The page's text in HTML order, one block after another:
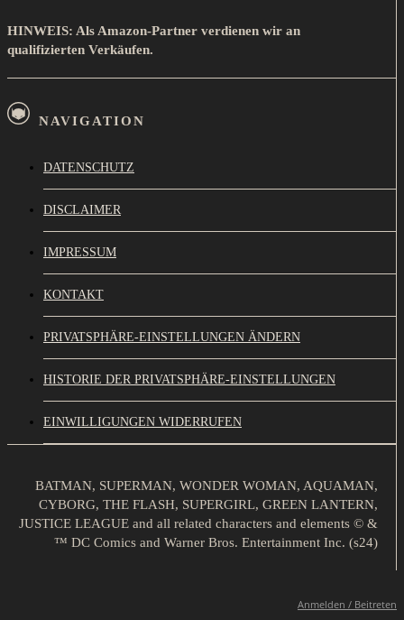
HINWEIS: Als Amazon-Partner verdienen wir an
qualifizierten Verkäufen.
NAVIGATION
DATENSCHUTZ
DISCLAIMER
IMPRESSUM
KONTAKT
PRIVATSPHÄRE-EINSTELLUNGEN ÄNDERN
HISTORIE DER PRIVATSPHÄRE-EINSTELLUNGEN
EINWILLIGUNGEN WIDERRUFEN
BATMAN, SUPERMAN, WONDER WOMAN, AQUAMAN,
CYBORG, THE FLASH, SUPERGIRL, GREEN LANTERN,
JUSTICE LEAGUE and all related characters and elements © &
™ DC Comics and Warner Bros. Entertainment Inc. (s24)
Anmelden / Beitreten